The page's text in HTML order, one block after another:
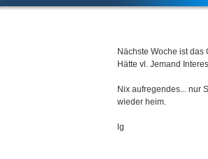
Nächste Woche ist das
Hätte vl. Jemand
Nix aufregendes... nur
wieder heim.
lg